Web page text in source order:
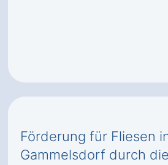
Förderung für Fliesen
Gammelsdorf durch